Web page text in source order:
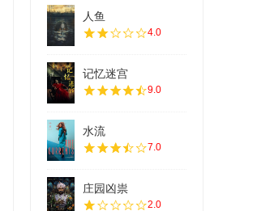
人鱼
4.0
记忆迷宫
9.0
水流
7.0
庄园凶祟
2.0